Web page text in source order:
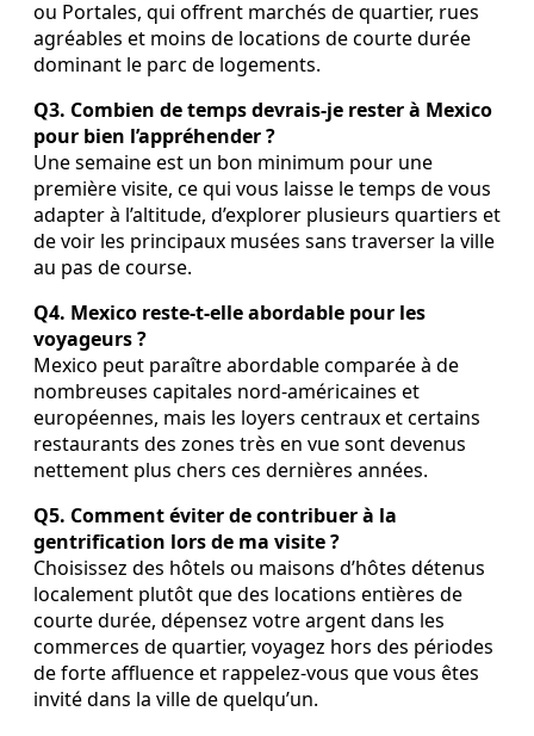
ou Portales, qui offrent marchés de quartier, rues
agréables et moins de locations de courte durée
dominant le parc de logements.
Q3. Combien de temps devrais-je rester à Mexico
pour bien l’appréhender ?
Une semaine est un bon minimum pour une
première visite, ce qui vous laisse le temps de vous
adapter à l’altitude, d’explorer plusieurs quartiers et
de voir les principaux musées sans traverser la ville
au pas de course.
Q4. Mexico reste-t-elle abordable pour les
voyageurs ?
Mexico peut paraître abordable comparée à de
nombreuses capitales nord-américaines et
européennes, mais les loyers centraux et certains
restaurants des zones très en vue sont devenus
nettement plus chers ces dernières années.
Q5. Comment éviter de contribuer à la
gentrification lors de ma visite ?
Choisissez des hôtels ou maisons d’hôtes détenus
localement plutôt que des locations entières de
courte durée, dépensez votre argent dans les
commerces de quartier, voyagez hors des périodes
de forte affluence et rappelez-vous que vous êtes
invité dans la ville de quelqu’un.